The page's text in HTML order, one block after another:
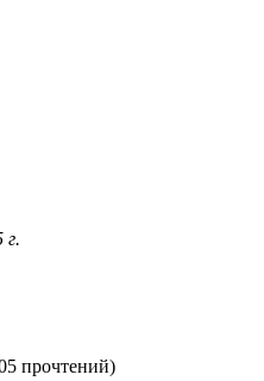
г.
прочтений)